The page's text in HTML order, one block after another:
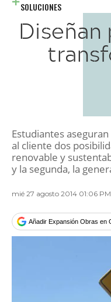
SOLUCIONES
Estudiantes
al cliente dos
renovable y
y la segunda, la
mié 27 agosto 2014 01:06 PM
Añadir Expansión Obras en